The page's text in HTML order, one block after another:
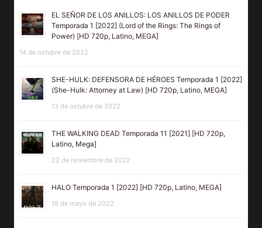
EL SEÑOR DE LOS ANILLOS: LOS ANILLOS DE PODER
Temporada 1 [2022] (Lord of the Rings: The Rings of
Power) [HD 720p, Latino, MEGA]
14 de octubre de 2022
SHE-HULK: DEFENSORA DE HÉROES Temporada 1 [2022]
(She-Hulk: Attorney at Law) [HD 720p, Latino, MEGA]
13 de octubre de 2022
THE WALKING DEAD Temporada 11 [2021] [HD 720p,
Latino, Mega]
22 de noviembre de 2022
HALO Temporada 1 [2022] [HD 720p, Latino, MEGA]
19 de mayo de 2022